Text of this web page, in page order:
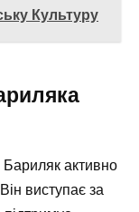
Культуру
Бариляк активно
виступає за